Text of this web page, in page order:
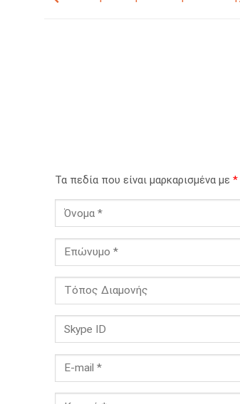
Τα πεδία που είναι μαρκαρισμένα με *